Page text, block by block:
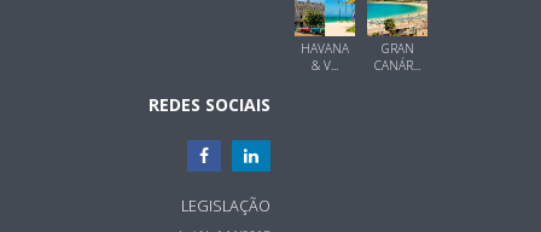
HAVANA
& V...
GRAN
CANÁR...
REDES SOCIAIS
LEGISLAÇÃO